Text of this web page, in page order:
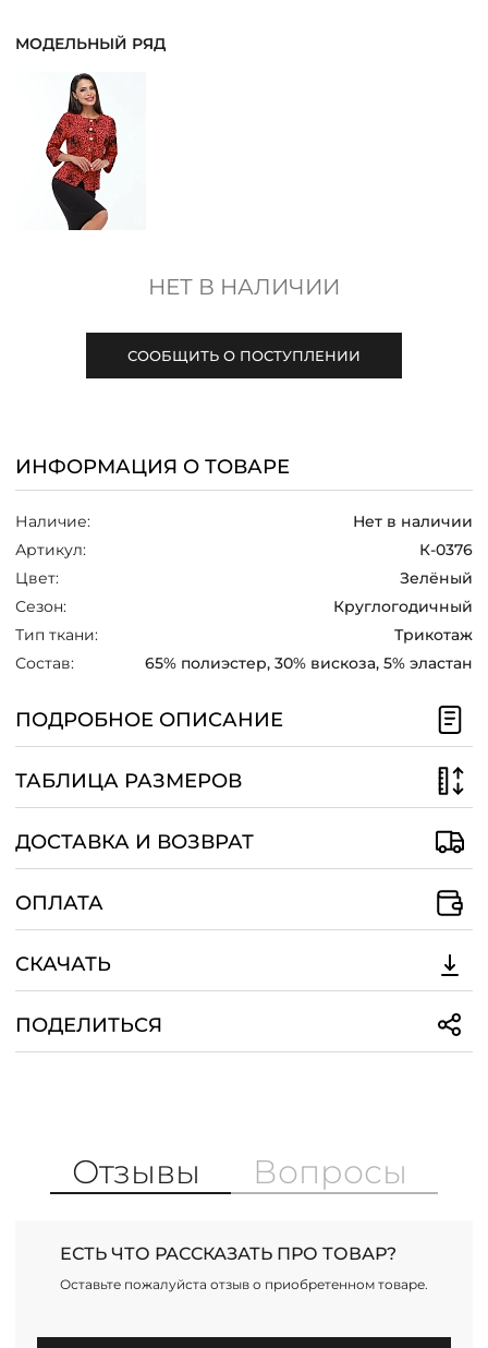
МОСКВА
+7 (800) 511-35-10
МОДЕЛЬНЫЙ РЯД
НЕТ В НАЛИЧИИ
СООБЩИТЬ О ПОСТУПЛЕНИИ
ИНФОРМАЦИЯ О ТОВАРЕ
Наличие:
Нет в наличии
Артикул:
К-0376
Цвет:
Зелёный
Сезон:
Круглогодичный
Тип ткани:
Трикотаж
Состав:
65% полиэстер, 30% вискоза, 5% эластан
ПОДРОБНОЕ ОПИСАНИЕ
ТАБЛИЦА РАЗМЕРОВ
ДОСТАВКА И ВОЗВРАТ
ОПЛАТА
СКАЧАТЬ
ПОДЕЛИТЬСЯ
Отзывы Вопросы
ЕСТЬ ЧТО РАССКАЗАТЬ ПРО ТОВАР?
Оставьте пожалуйста отзыв о приобретенном товаре.